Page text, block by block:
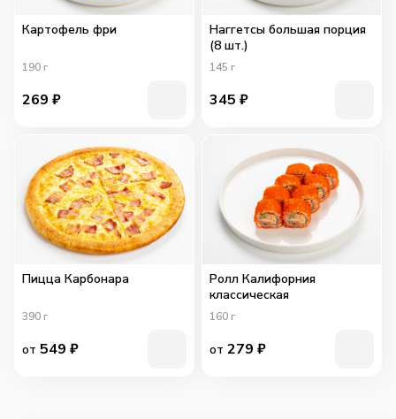
Картофель фри
190 г
269 ₽
Наггетсы большая порция
(8 шт.)
145 г
345 ₽
Пицца Карбонара
390 г
от 549 ₽
Ролл Калифорния
классическая
160 г
от 279 ₽